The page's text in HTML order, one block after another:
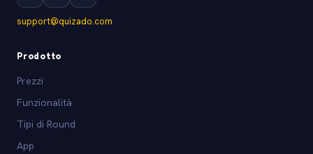
support@quizado.com
Prodotto
Prezzi
Funzionalità
Tipi di Round
App